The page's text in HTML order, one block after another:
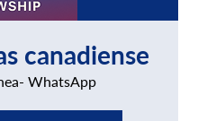
canadiense
WhatsApp